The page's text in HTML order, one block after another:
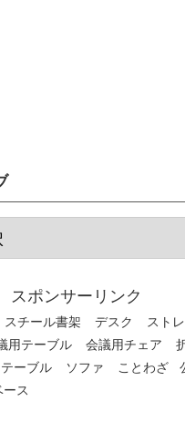
スポンサーリンク
スチール書架 デスク
スト
用テーブル 会議用チェア
テーブル ソファ ことわざ
ス